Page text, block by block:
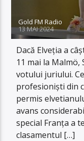
Gold FM Radio
13 MAI 2024
Dacă Elveția a
11 mai la Malmö,
votului juriului.
profesioniști din
permis
avans
special Franța a
clasamentul […]